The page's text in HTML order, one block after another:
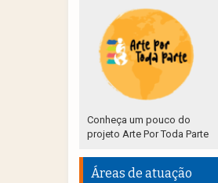
Conheça um pouco do
projeto Arte Por Toda Parte
Áreas de atuação